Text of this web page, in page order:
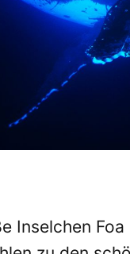
Inselchen